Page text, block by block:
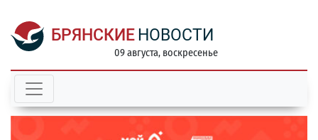
БРЯНСКИЕ НОВОСТИ
09 августа, воскресенье